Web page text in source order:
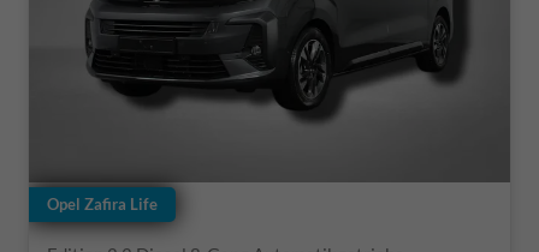
Opel Zafira Life